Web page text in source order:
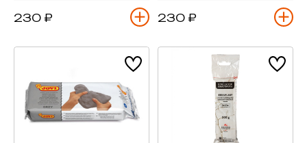
230 ₽ 230 ₽